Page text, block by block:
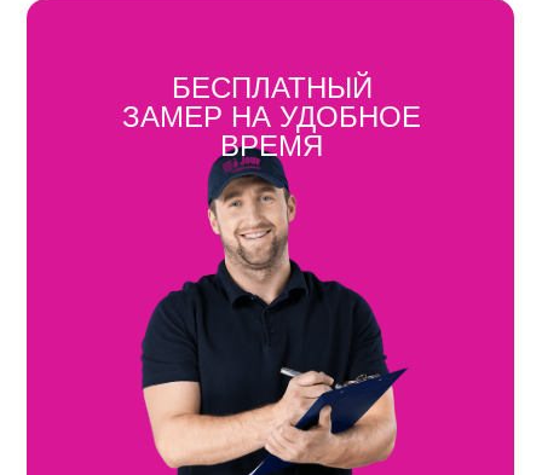
БЕСПЛАТНЫЙ
ЗАМЕР НА УДОБНОЕ
ВРЕМЯ